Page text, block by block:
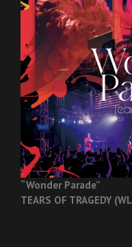
“Wonder Parade”
TEARS OF TRAGEDY